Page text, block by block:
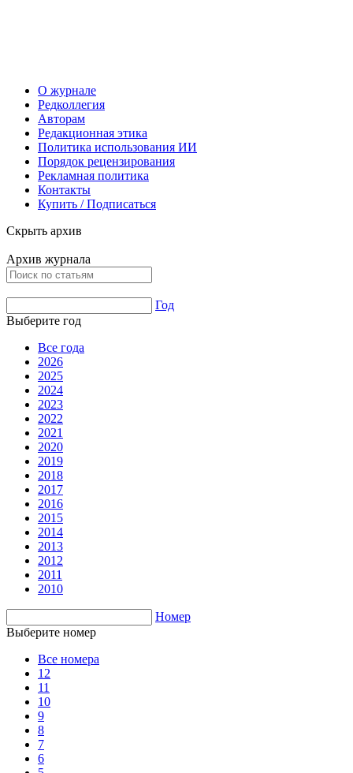
О журнале
Редколлегия
Авторам
Редакционная этика
Политика использования ИИ
Порядок рецензирования
Рекламная политика
Контакты
Купить / Подписаться
Скрыть архив
Архив журнала
Год
Выберите год
Все года
2026
2025
2024
2023
2022
2021
2020
2019
2018
2017
2016
2015
2014
2013
2012
2011
2010
Номер
Выберите номер
Все номера
12
11
10
9
8
7
6